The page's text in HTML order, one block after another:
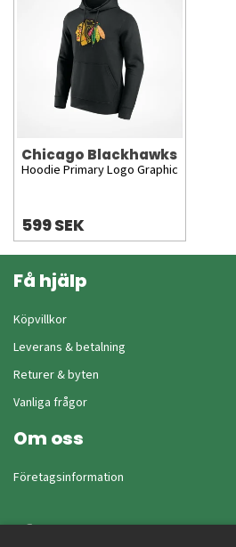
Chicago Blackhawks
Hoodie Primary Logo Graphic
599 SEK
Få hjälp
Köpvillkor
Leverans & betalning
Returer & byten
Vanliga frågor
Om oss
Företagsinformation